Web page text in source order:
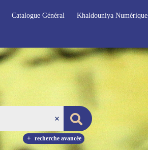
Catalogue Général Khaldouniya Numérique
recherche avancée